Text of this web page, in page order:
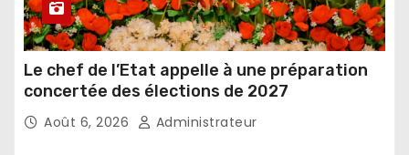
Le chef de l’Etat appelle à une préparation
concertée des élections de 2027
Août 6, 2026 Administrateur